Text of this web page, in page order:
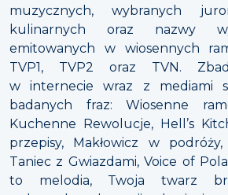
muzycznych, wybranych
kulinarnych oraz nazwy
emitowanych w wiosennych
TVP1, TVP2 oraz TVN.
w internecie wraz z mediami
badanych fraz: Wiosenne
Kuchenne Rewolucje, Hell’s
przepisy, Makłowicz w
Taniec z Gwiazdami, Voice of
to melodia, Twoja twarz